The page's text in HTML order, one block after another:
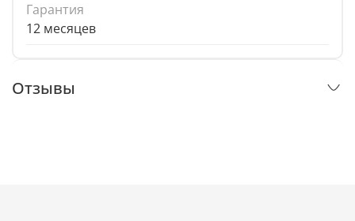
Гарантия
12 месяцев
Отзывы